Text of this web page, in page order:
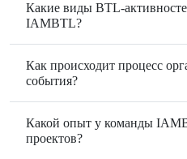
Какие виды BTL-
IAMBTL?
Как происходит процесс
события?
Какой опыт у команды
проектов?